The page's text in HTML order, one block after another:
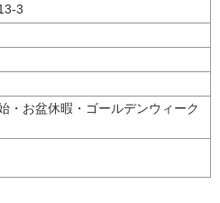
3
・お盆休暇・ゴールデンウィーク